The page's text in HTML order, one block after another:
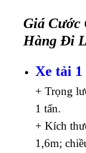
Giá Cước
Hàng Đi
Xe tải 1
+ Trọng
1 tấn.
+ Kích
1,6m;